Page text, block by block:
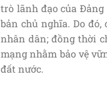
trò lãnh đạo của
bản chủ nghĩa. Do đó,
nhân dân; đồng thời
mạng nhằm bảo vệ
đất nước.